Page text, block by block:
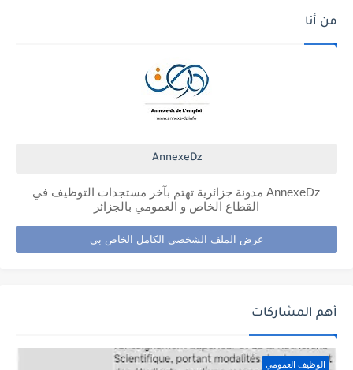
من أنا
AnnexeDz
AnnexeDz مدونة جزائرية تهتم بآخر مستجدات التوظيف في
القطاع الخاص و العمومي بالجزائر
عرض الملف الشخصي الكامل الخاص بي
أهم المشاركات
الوظيف العمومي